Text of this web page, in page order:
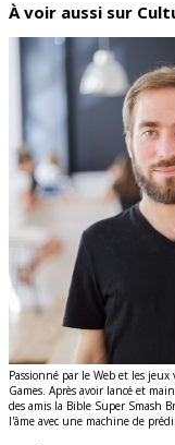
À voir aussi sur
Passionné par le Web et les
Games. Après avoir lancé et
des amis la Bible Super Smash
l'âme avec une machine de